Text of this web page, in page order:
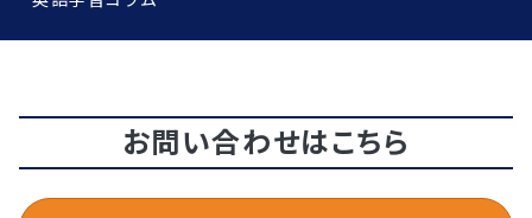
お問い合わせはこちら